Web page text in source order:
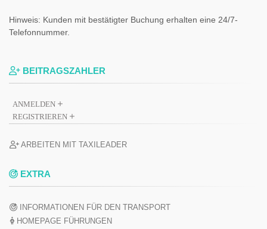
Hinweis: Kunden mit bestätigter Buchung erhalten eine 24/7-
Telefonnummer.
BEITRAGSZAHLER
ANMELDEN
REGISTRIEREN
ARBEITEN MIT TAXILEADER
EXTRA
INFORMATIONEN FÜR DEN TRANSPORT
HOMEPAGE FÜHRUNGEN